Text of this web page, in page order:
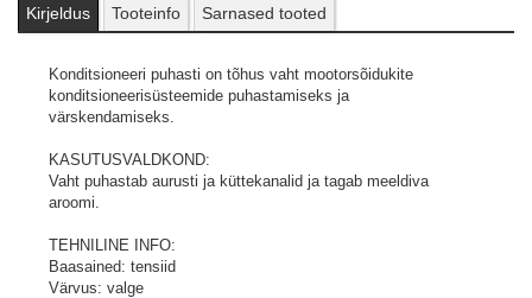
Enne kasutamist lülitage välja mootor ja kõik elektriseadmed.
Paigutage voolik konditsioneeri õhu sissevooluavasse ja
Õhusiseevooluava asukoht sõltub mudelist, küsige nõu sõiduki
Pärast töötlemist ärge lülitage mootorit ega elektriseadmeid
Vaht kaob poole tunni jooksul ja eemaldub süsteemist
vedelikuna kondenseerunud vee väljalaskeava kaudu.
Kirjeldus Tooteinfo Sarnased tooted
Konditsioneeri puhasti on tõhus vaht mootorsõidukite
konditsioneerisüsteemide puhastamiseks ja
värskendamiseks.
KASUTUSVALDKOND:
Vaht puhastab aurusti ja küttekanalid ja tagab meeldiva
aroomi.
TEHNILINE INFO:
Baasained: tensiid
Värvus: valge